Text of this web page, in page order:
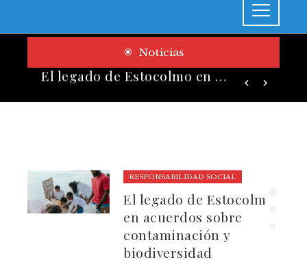
Noticias
El legado de Estocolmo en acuerdos sobre contaminación y biodiversidad
RESPONSABILIDAD SOCIAL
El legado de Estocolmo
en acuerdos sobre
contaminación y
biodiversidad